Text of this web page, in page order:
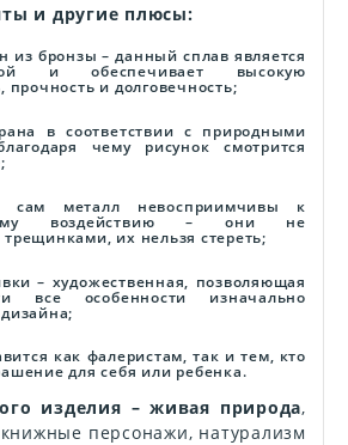
и другие плюсы:
из бронзы – данный сплав является
и обеспечивает высокую
прочность и долговечность;
в соответствии с природными
чему рисунок смотрится
сам металл невосприимчивы к
воздействию – они не
их нельзя стереть;
– художественная, позволяющая
все особенности изначально
как фалеристам, так и тем, кто
для себя или ребенка.
изделия – живая природа,
персонажи, натурализм